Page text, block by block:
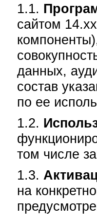
1.1.
сайтом
данных,
состав
по ее
1.2.
том числе
1.3.
на